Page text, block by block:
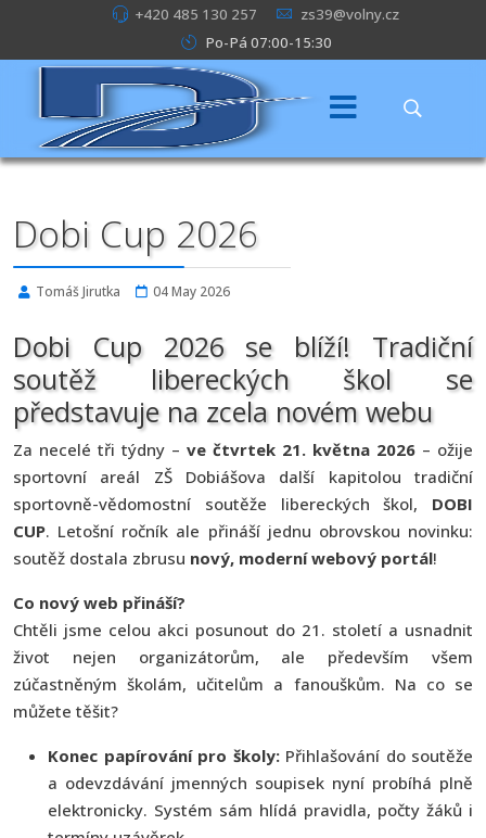
+420 485 130 257
zs39@volny.cz
Po-Pá 07:00-15:30
Dobi Cup 2026
Tomáš Jirutka 04 May 2026
Dobi Cup 2026 se blíží! Tradiční
soutěž libereckých škol se
představuje na zcela novém webu
Za necelé tři týdny – ve čtvrtek 21. května 2026 – ožije
sportovní areál ZŠ Dobiášova další kapitolou tradiční
sportovně-vědomostní soutěže libereckých škol, DOBI
CUP. Letošní ročník ale přináší jednu obrovskou novinku:
soutěž dostala zbrusu nový, moderní webový portál!
Co nový web přináší?
Chtěli jsme celou akci posunout do 21. století a usnadnit
život nejen organizátorům, ale především všem
zúčastněným školám, učitelům a fanouškům. Na co se
můžete těšit?
Konec papírování pro školy:Přihlašování do soutěže
a odevzdávání jmenných soupisek nyní probíhá plně
elektronicky. Systém sám hlídá pravidla, počty žáků i